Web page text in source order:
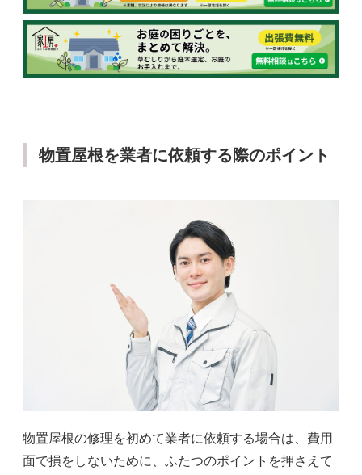
物置屋根を業者に依頼する際のポイント
物置屋根の修理を初めて業者に依頼する場合は、費用
面で損をしないために、ふたつのポイントを押さえて